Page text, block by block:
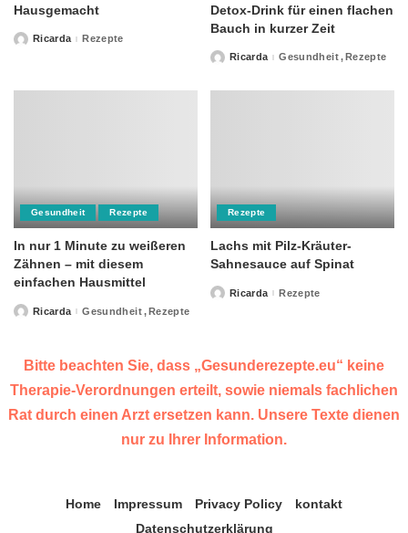
Hausgemacht
PostedRicarda Rezepte
Detox-Drink für einen flachen
Bauch in kurzer Zeit
PostedRicarda Gesundheit Rezepte
Gesundheit Rezepte
In nur 1 Minute zu weißeren
Zähnen – mit diesem
einfachen Hausmittel
PostedRicarda Gesundheit Rezepte
Rezepte
Lachs mit Pilz-Kräuter-
Sahnesauce auf Spinat
PostedRicarda Rezepte
Bitte beachten Sie, dass „Gesunderezepte.eu“ keine
Therapie-Verordnungen erteilt, sowie niemals fachlichen
Rat durch einen Arzt ersetzen kann. Unsere Texte dienen
nur zu Ihrer Information.
Home Impressum Privacy Policy
kontakt
Datenschutzerklärung